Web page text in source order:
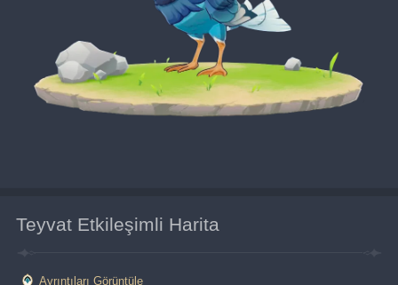
Teyvat Etkileşimli Harita
Ayrıntıları Görüntüle